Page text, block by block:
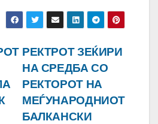
РЕКТРОТ ЗЕЌИРИ
НА СРЕДБА СО
РЕКТОРОТ НА
МЕЃУНАРОДНИОТ
БАЛКАНСКИ